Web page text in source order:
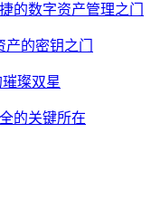
的数字资产管理之门
的密钥之门
璨双星
的关键所在